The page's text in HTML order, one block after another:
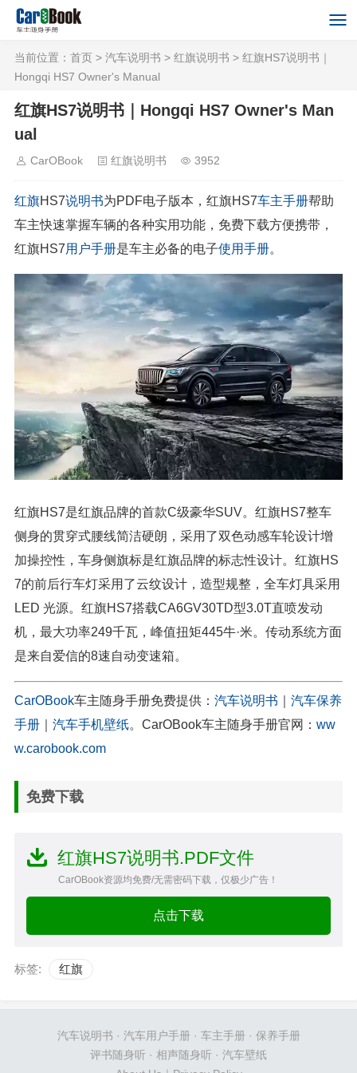
当前位置： 首页 > 汽车说明书 > 红旗说明书 > 红旗HS7说明书｜
Hongqi HS7 Owner's Manual
红旗HS7说明书｜Hongqi HS7 Owner's Man
ual
CarOBook 红旗说明书 3952
红旗HS7说明书为PDF电子版本，红旗HS7车主手册帮助
车主快速掌握车辆的各种实用功能，免费下载方便携带，
红旗HS7用户手册是车主必备的电子使用手册。
红旗HS7是红旗品牌的首款C级豪华SUV。红旗HS7整车
侧身的贯穿式腰线简洁硬朗，采用了双色动感车轮设计增
加操控性，车身侧旗标是红旗品牌的标志性设计。红旗HS
7的前后行车灯采用了云纹设计，造型规整，全车灯具采用
LED 光源。红旗HS7搭载CA6GV30TD型3.0T直喷发动
机，最大功率249千瓦，峰值扭矩445牛·米。传动系统方面
是来自爱信的8速自动变速箱。
CarOBook车主随身手册免费提供： 汽车说明书
汽车保养
手册
汽车手机壁纸。CarOBook车主随身手册官网： ww
w.carobook.com
免费下载
红旗HS7说明书.PDF文件
CarOBook资源均免费/无需密码下载，仅极少广告！
点击下载
标签: 红旗
汽车说明书 · 汽车用户手册· 车主手册· 保养手册
评书随身听 · 相声随身听 · 汽车壁纸